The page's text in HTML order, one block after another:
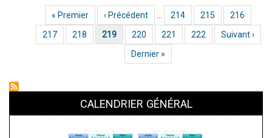
2009
:
Pagination
Première page
« Premier Page précédente
‹ Précédent Page
214 Page
215 Page
216
Page
217 Page
218 Page actuelle
219 Page
220 Page
221 Page
222 Page suivante
Suivant ›
Dernière page
Dernier »
CALENDRIER GÉNÉRAL